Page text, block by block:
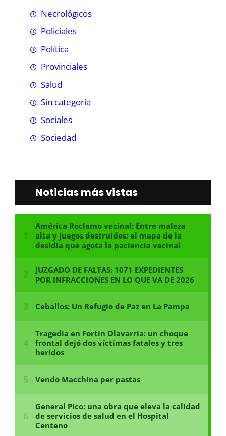
Necrológicos
Policiales
Política
Provinciales
Salud
Sin categoría
Sociales
Sociedad
Noticias más vistas